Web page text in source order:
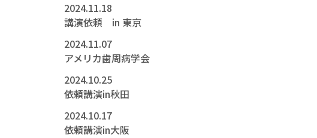
2024.11.18
講演依頼 in 東京
2024.11.07
アメリカ歯周病学会
2024.10.25
依頼講演in秋田
2024.10.17
依頼講演in大阪